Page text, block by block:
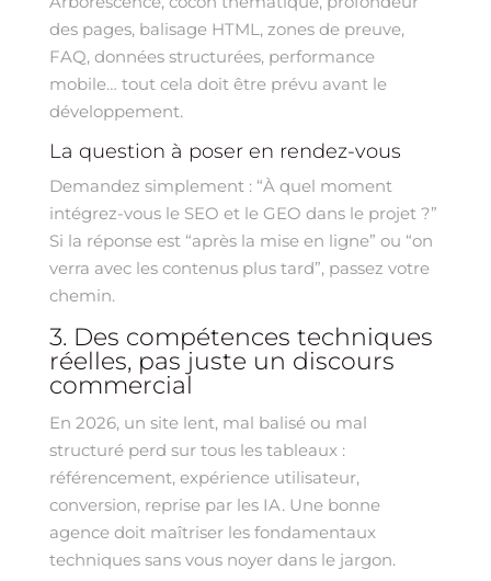
des pages, balisage HTML, zones de preuve,
FAQ, données structurées, performance
mobile… tout cela doit être prévu avant le
développement.
La question à poser en rendez-vous
Demandez simplement : “À quel moment
intégrez-vous le SEO et le GEO dans le projet ?”
Si la réponse est “après la mise en ligne” ou “on
verra avec les contenus plus tard”, passez votre
chemin.
3. Des compétences techniques
réelles, pas juste un discours
commercial
En 2026, un site lent, mal balisé ou mal
structuré perd sur tous les tableaux :
référencement, expérience utilisateur,
conversion, reprise par les IA. Une bonne
agence doit maîtriser les fondamentaux
techniques sans vous noyer dans le jargon.